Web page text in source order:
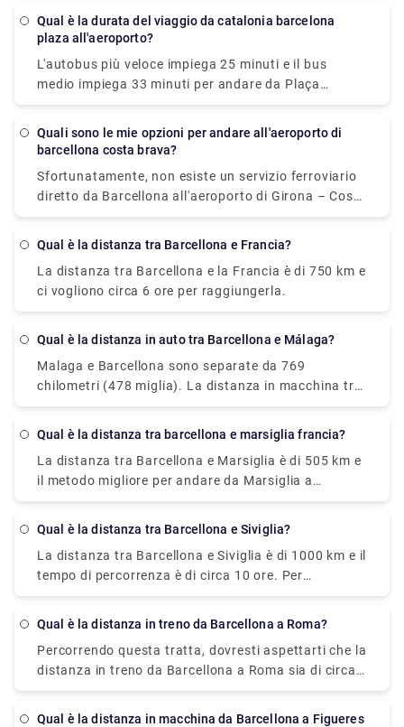
più importante, un autobus con tariffe a partire da $
due delle compagnie di viaggio più popolari che
forniscono questo servizio. Da Marsiglia, i
un aereo per Barcellona.
Qual è la durata del viaggio da catalonia barcelona
plaza all'aeroporto?
L'autobus più veloce impiega 25 minuti e il bus
medio impiega 33 minuti per andare da Plaça
Catalunya all'Aeroporto Barcelona (BCN). Il servizio
Barcellona effettua corse più volte al giorno (BCN).
viaggio potrebbero essere più lunghi.
Quali sono le mie opzioni per andare all'aeroporto di
barcellona costa brava?
Sfortunatamente, non esiste un servizio ferroviario
diretto da Barcellona all'aeroporto di Girona – Costa
Brava; quindi, devi prima raggiungere il centro di
all'aeroporto. Di conseguenza, il viaggio potrebbe
richiedere fino a 2 ore, rendendo il treno un mezzo di
trasporto inadatto.
Qual è la distanza tra Barcellona e Francia?
La distanza tra Barcellona e la Francia è di 750 km e
ci vogliono circa 6 ore per raggiungerla.
Qual è la distanza in auto tra Barcellona e Málaga?
Malaga e Barcellona sono separate da 769
chilometri (478 miglia). La distanza in macchina tra
Malaga e Barcellona, invece, è di 999 chilometri (621
Qual è la distanza tra barcellona e marsiglia francia?
La distanza tra Barcellona e Marsiglia è di 505 km e
il metodo migliore per andare da Marsiglia a
Barcellona è l'aereo, che impiega 2 ore e 15 minuti e
Qual è la distanza tra Barcellona e Siviglia?
La distanza tra Barcellona e Siviglia è di 1000 km e il
tempo di percorrenza è di circa 10 ore. Per
prenotare un trasferimento privato, colpiscici a
Qual è la distanza in treno da Barcellona a Roma?
Percorrendo questa tratta, dovresti aspettarti che la
distanza in treno da Barcellona a Roma sia di circa
859 km.
Qual è la distanza in macchina da Barcellona a Figueres